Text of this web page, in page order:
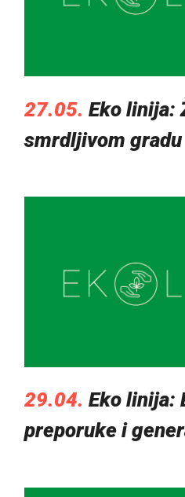
27.05. Eko linija:
smrdljivom gradu
29.04. Eko linija:
preporuke i